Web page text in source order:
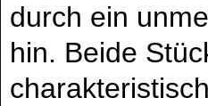
durch ein
hin. Beide